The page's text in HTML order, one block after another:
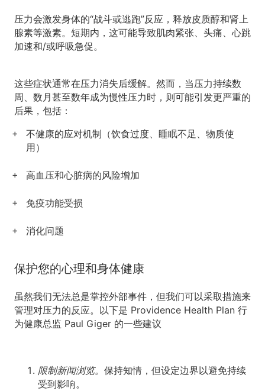
压力会激发身体的“战斗或逃跑”反应，释放皮质醇和肾上
腺素等激素。短期内，这可能导致肌肉紧张、头痛、心跳
加速和/或呼吸急促。
这些症状通常在压力消失后缓解。然而，当压力持续数
周、数月甚至数年成为慢性压力时，则可能引发更严重的
后果，包括：
不健康的应对机制（饮食过度、睡眠不足、物质使
用）
高血压和心脏病的风险增加
免疫功能受损
消化问题
保护您的心理和身体健康
虽然我们无法总是掌控外部事件，但我们可以采取措施来
管理对压力的反应。以下是 Providence Health Plan 行
为健康总监 Paul Giger 的一些建议
限制新闻浏览。 保持知情，但设定边界以避免持续
受到影响。